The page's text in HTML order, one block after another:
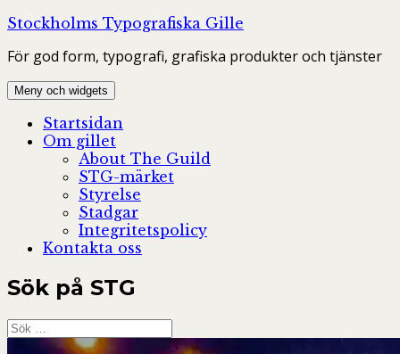
Hoppa
innehåll
Stockholms Typografiska Gille
För god form, typografi, grafiska produkter och tjänster
Meny och widgets
Startsidan
Om gillet
About The Guild
STG-märket
Styrelse
Stadgar
Integritetspolicy
Kontakta oss
Sök på STG
Sök
efter: